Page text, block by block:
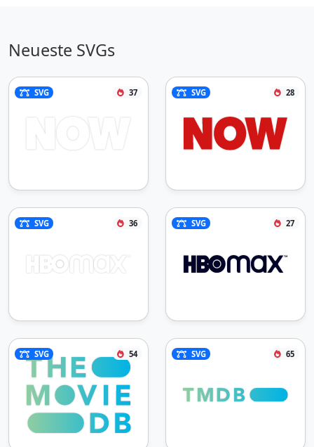
Neueste SVGs
SVG 37 SVG 28
SVG 36 SVG 27
SVG 54 SVG 65